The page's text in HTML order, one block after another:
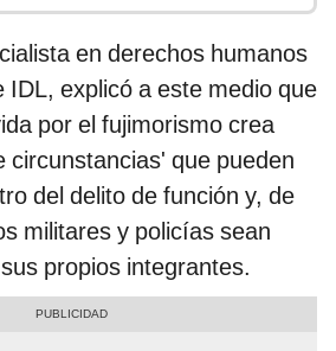
en derechos humanos
IDL, explicó a este medio que
por el fujimorismo crea
circunstancias' que pueden
del delito de función y, de
militares y policías sean
propios integrantes.